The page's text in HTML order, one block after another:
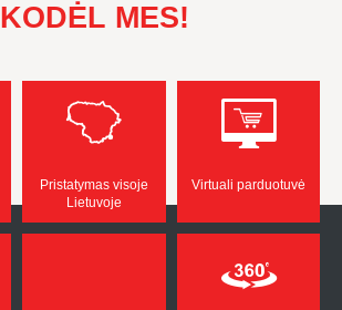
KODĖL MES!
Pristatymas visoje
Lietuvoje
Virtuali parduotuvė